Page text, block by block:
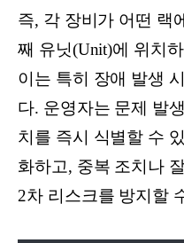
즉, 각 장비가 어떤 랙
째 유닛(Unit)에 위치
이는 특히 장애 발생
다. 운영자는 문제 발
치를 즉시 식별할 수
화하고, 중복 조치나
2차 리스크를 방지할